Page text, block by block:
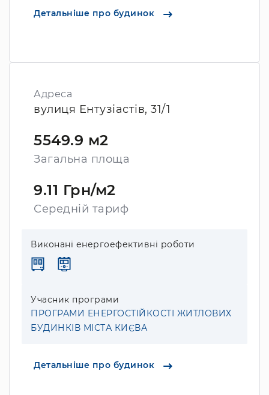
Детальніше про будинок
Адреса
вулиця Ентузіастів, 31/1
5549.9 м2
Загальна площа
9.11 Грн/м2
Середній тариф
Виконані енергоефективні роботи
Учасник програми
ПРОГРАМИ ЕНЕРГОСТІЙКОСТІ ЖИТЛОВИХ
БУДИНКІВ МІСТА КИЄВА
Детальніше про будинок